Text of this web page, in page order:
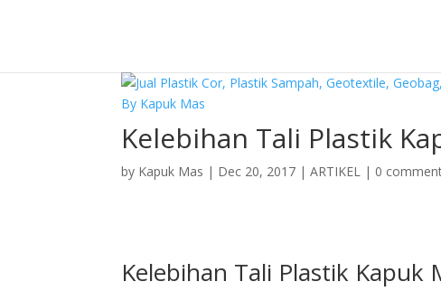
Kelebihan Tali Plastik
by Kapuk Mas | Dec 20, 2017 |ARTIKEL | 0
Kelebihan Tali Plastik Kapuk